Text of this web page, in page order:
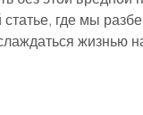
где мы
жизнью